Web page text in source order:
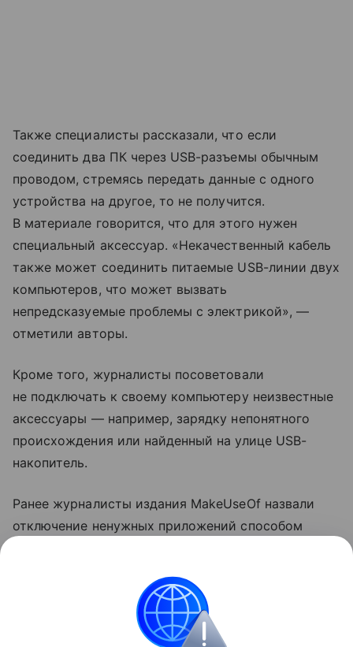
Также специалисты рассказали, что если
соединить два ПК через USB-разъемы обычным
проводом, стремясь передать данные с одного
устройства на другое, то не получится.
В материале говорится, что для этого нужен
специальный аксессуар. «Некачественный кабель
также может соединить питаемые USB-линии двух
компьютеров, что может вызвать
непредсказуемые проблемы с электрикой», —
отметили авторы.
Кроме того, журналисты посоветовали
не подключать к своему компьютеру неизвестные
аксессуары — например, зарядку непонятного
происхождения или найденный на улице USB-
накопитель.
Ранее журналисты издания MakeUseOf назвали
отключение ненужных приложений способом
«Рекомендации и предложения».